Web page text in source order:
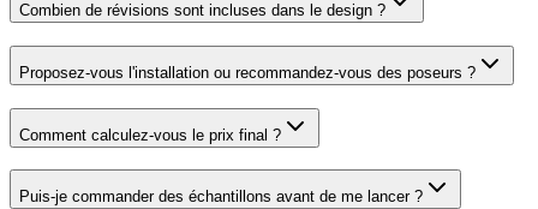
Combien de révisions sont incluses dans le design ?
Proposez-vous l'installation ou recommandez-vous des poseurs ?
Comment calculez-vous le prix final ?
Puis-je commander des échantillons avant de me lancer ?